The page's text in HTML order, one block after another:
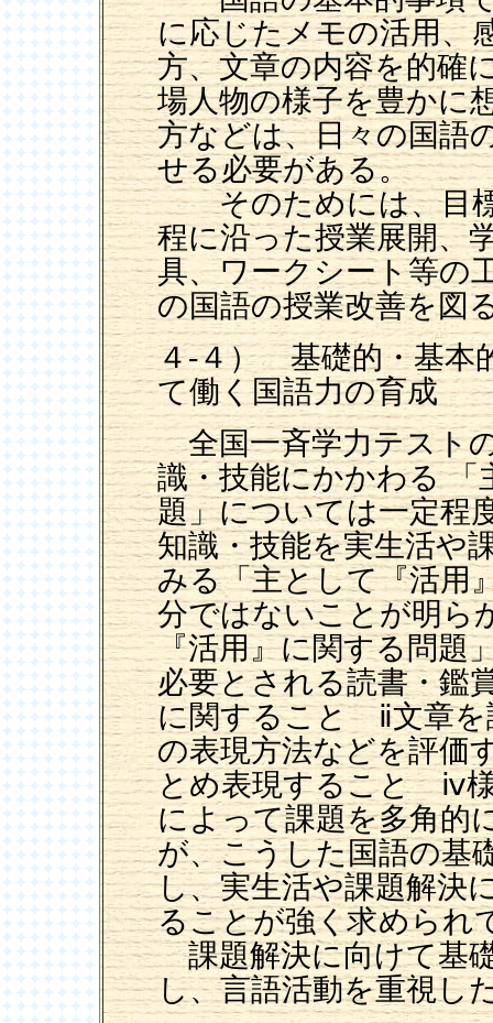
に応じたメモの活用、
方、文章の内容を的確
場人物の様子を豊かに
方などは、日々の国語
せる必要がある。
そのためには、目標
程に沿った授業展開、
具、ワークシート等の
の国語の授業改善を図
４-４） 基礎的・基本
て働く国語力の育成
全国一斉学力テスト
識・技能にかかわる 「
題」については一定程
知識・技能を実生活や
みる「主として『活用
分ではないことが明ら
『活用』に関する問題
必要とされる読書・鑑
に関すること ⅱ文章を
の表現方法などを評
とめ表現すること ⅳ
によって課題を多角的
が、こうした国語の基
し、実生活や課題解決
ることが強く求められ
課題解決に向けて基
し、言語活動を重視し